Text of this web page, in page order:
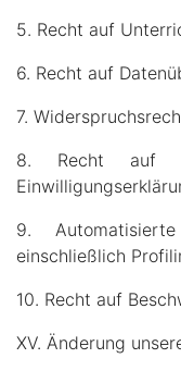
5. Recht auf
6. Recht auf
7.
8. Recht auf
9.
einschließlich
10. Recht auf
XV. Änderung